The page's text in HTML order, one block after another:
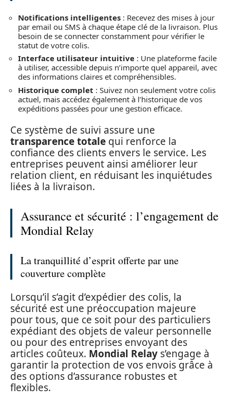
Notifications intelligentes : Recevez des mises à jour
par email ou SMS à chaque étape clé de la livraison. Plus
besoin de se connecter constamment pour vérifier le
statut de votre colis.
Interface utilisateur intuitive : Une plateforme facile
à utiliser, accessible depuis n’importe quel appareil, avec
des informations claires et compréhensibles.
Historique complet : Suivez non seulement votre colis
actuel, mais accédez également à l’historique de vos
expéditions passées pour une gestion efficace.
Ce système de suivi assure une
transparence totale qui renforce la
confiance des clients envers le service. Les
entreprises peuvent ainsi améliorer leur
relation client, en réduisant les inquiétudes
liées à la livraison.
Assurance et sécurité : l’engagement de
Mondial Relay
La tranquillité d’esprit offerte par une
couverture complète
Lorsqu’il s’agit d’expédier des colis, la
sécurité est une préoccupation majeure
pour tous, que ce soit pour des particuliers
expédiant des objets de valeur personnelle
ou pour des entreprises envoyant des
articles coûteux. Mondial Relay s’engage à
garantir la protection de vos envois grâce à
des options d’assurance robustes et
flexibles.